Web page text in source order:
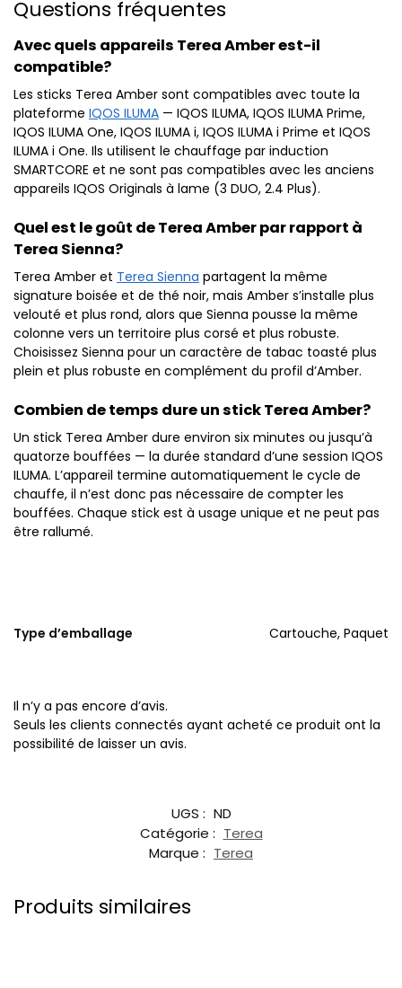
Questions fréquentes
Avec quels appareils Terea Amber est-il
compatible?
Les sticks Terea Amber sont compatibles avec toute la
plateforme IQOS ILUMA — IQOS ILUMA, IQOS ILUMA Prime,
IQOS ILUMA One, IQOS ILUMA i, IQOS ILUMA i Prime et IQOS
ILUMA i One. Ils utilisent le chauffage par induction
SMARTCORE et ne sont pas compatibles avec les anciens
appareils IQOS Originals à lame (3 DUO, 2.4 Plus).
Quel est le goût de Terea Amber par rapport à
Terea Sienna?
Terea Amber et Terea Sienna partagent la même
signature boisée et de thé noir, mais Amber s’installe plus
velouté et plus rond, alors que Sienna pousse la même
colonne vers un territoire plus corsé et plus robuste.
Choisissez Sienna pour un caractère de tabac toasté plus
plein et plus robuste en complément du profil d’Amber.
Combien de temps dure un stick Terea Amber?
Un stick Terea Amber dure environ six minutes ou jusqu’à
quatorze bouffées — la durée standard d’une session IQOS
ILUMA. L’appareil termine automatiquement le cycle de
chauffe, il n’est donc pas nécessaire de compter les
bouffées. Chaque stick est à usage unique et ne peut pas
être rallumé.
Type d’emballage Cartouche, Paquet
Il n’y a pas encore d’avis.
Seuls les clients connectés ayant acheté ce produit ont la
possibilité de laisser un avis.
UGS : ND
Catégorie : Terea
Marque : Terea
Produits similaires